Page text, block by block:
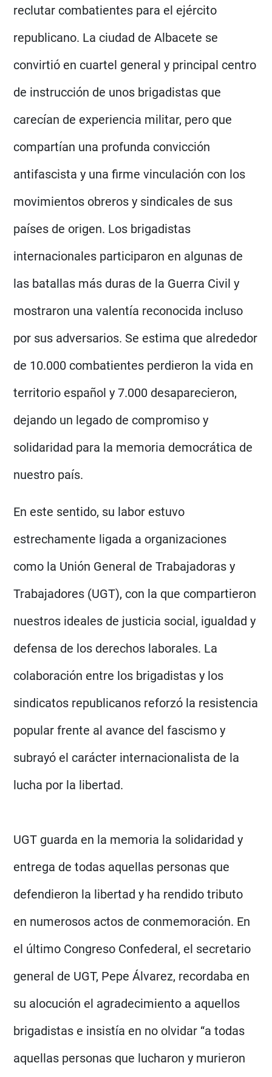
reclutar combatientes para el ejército
republicano. La ciudad de Albacete se
convirtió en cuartel general y principal centro
de instrucción de unos brigadistas que
carecían de experiencia militar, pero que
compartían una profunda convicción
antifascista y una firme vinculación con los
movimientos obreros y sindicales de sus
países de origen. Los brigadistas
internacionales participaron en algunas de
las batallas más duras de la Guerra Civil y
mostraron una valentía reconocida incluso
por sus adversarios. Se estima que alrededor
de 10.000 combatientes perdieron la vida en
territorio español y 7.000 desaparecieron,
dejando un legado de compromiso y
solidaridad para la memoria democrática de
nuestro país.
En este sentido, su labor estuvo
estrechamente ligada a organizaciones
como la Unión General de Trabajadoras y
Trabajadores (UGT), con la que compartieron
nuestros ideales de justicia social, igualdad y
defensa de los derechos laborales. La
colaboración entre los brigadistas y los
sindicatos republicanos reforzó la resistencia
popular frente al avance del fascismo y
subrayó el carácter internacionalista de la
lucha por la libertad.
UGT guarda en la memoria la solidaridad y
entrega de todas aquellas personas que
defendieron la libertad y ha rendido tributo
en numerosos actos de conmemoración. En
el último Congreso Confederal, el secretario
general de UGT, Pepe Álvarez, recordaba en
su alocución el agradecimiento a aquellos
brigadistas e insistía en no olvidar “a todas
aquellas personas que lucharon y murieron